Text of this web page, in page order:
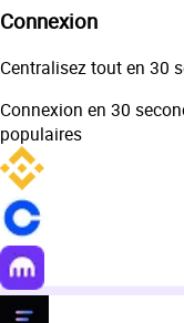
Connexion
Centralisez tout en 30
Connexion en 30
populaires